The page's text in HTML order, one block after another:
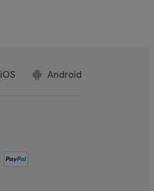
iOS Android